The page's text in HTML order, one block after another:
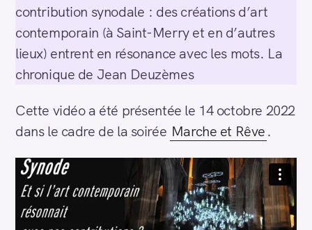
contribution synodale : des créations d’art
contemporain (à Saint-Merry et en d’autres
lieux) entrent en résonance avec les mots. La
chronique de Jean Deuzèmes
Cette vidéo a été présentée le 14 octobre 2022
dans le cadre de la soirée Marche et Rêve .